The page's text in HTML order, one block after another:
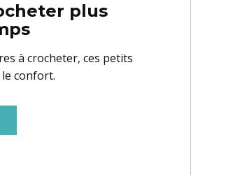
plus
à crocheter, ces petits
confort.